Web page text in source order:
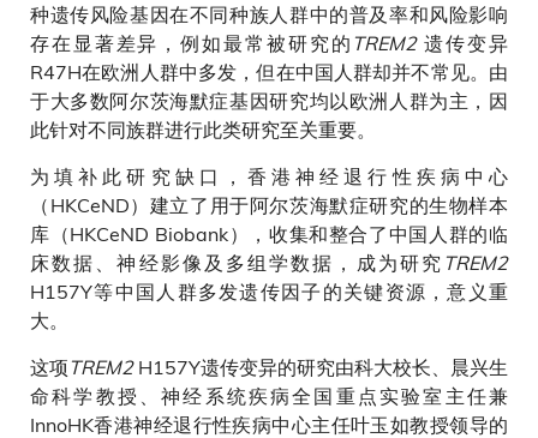
种遗传风险基因在不同种族人群中的普及率和风险影响
存在显著差异，例如最常被研究的TREM2遗传变异
R47H在欧洲人群中多发，但在中国人群却并不常见。由
于大多数阿尔茨海默症基因研究均以欧洲人群为主，因
此针对不同族群进行此类研究至关重要。
为填补此研究缺口，香港神经退行性疾病中心
（HKCeND）建立了用于阿尔茨海默症研究的生物样本
库（HKCeND Biobank），收集和整合了中国人群的临
床数据、神经影像及多组学数据，成为研究 TREM2
H157Y等中国人群多发遗传因子的关键资源，意义重
大。
这项TREM2H157Y遗传变异的研究由科大校长、晨兴生
命科学教授、神经系统疾病全国重点实验室主任兼
InnoHK香港神经退行性疾病中心主任叶玉如教授领导的